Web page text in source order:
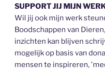
SUPPORT JIJ MIJN
Wil jij ook mijn werk
Boodschappen van
inzichten kan blijven
mogelijk op basis van
mensen te inspireren,